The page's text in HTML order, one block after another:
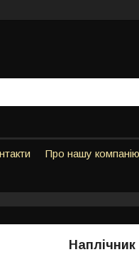
Про нашу компанію